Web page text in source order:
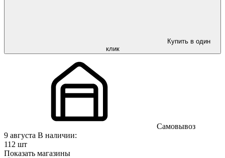
Купить в один
клик
Самовывоз
9 августа В наличии:
112 шт
Показать магазины